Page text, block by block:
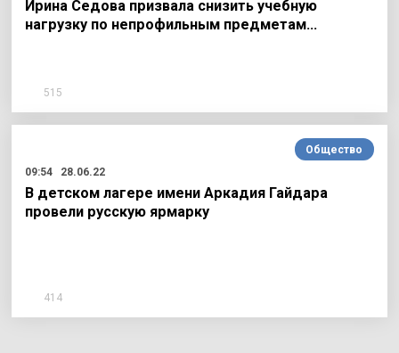
Ирина Седова призвала снизить учебную
нагрузку по непрофильным предметам…
515
Общество
09:54
28.06.22
В детском лагере имени Аркадия Гайдара
провели русскую ярмарку
414